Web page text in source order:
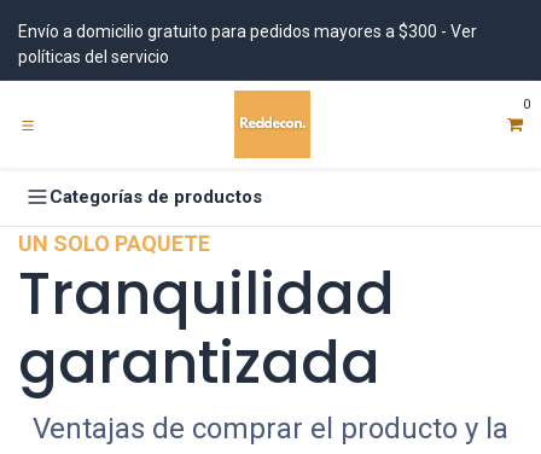
Envío a domicilio gratuito para pedidos mayores a $300 - Ver
políticas del servicio
0
Categorías de productos
UN SOLO PAQUETE
Tranquilidad
garantizada
Ventajas de comprar el producto y la